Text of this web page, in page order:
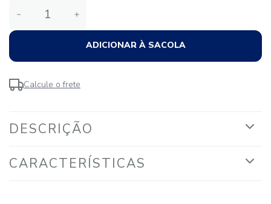
＋
－
ADICIONAR À SACOLA
Calcule o frete
DESCRIÇÃO
CARACTERÍSTICAS